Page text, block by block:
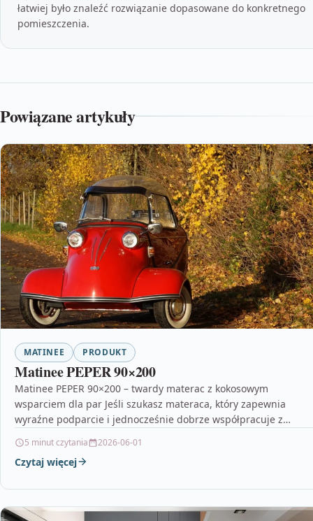
łatwiej było znaleźć rozwiązanie dopasowane do konkretnego
pomieszczenia.
Powiązane artykuły
MATINEE PRODUKT
Matinee PEPER 90×200
Matinee PEPER 90×200 – twardy materac z kokosowym
wsparciem dla par Jeśli szukasz materaca, który zapewnia
wyraźne podparcie i jednocześnie dobrze współpracuje z
5 minut czytania 2026-06-01
Czytaj więcej